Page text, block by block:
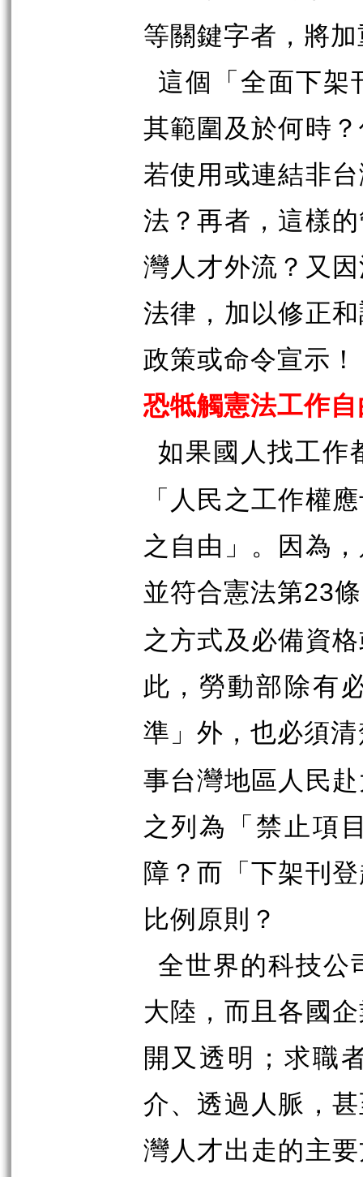
等關鍵字者，將
這個「全面下架
其範圍及於何時
若使用或連結非
法？再者，這樣
灣人才外流？又
法律，加以修正
政策或命令宣示！
恐牴觸憲法工作
如果國人找工作
「人民之工作權
之自由」。因為
並符合憲法第23
之方式及必備資
此，勞動部除有
準」外，也必須
事台灣地區人民
之列為「禁止項
障？而「下架刊
比例原則？
全世界的科技公
大陸，而且各國
開又透明；求職
介、透過人脈，
灣人才出走的主